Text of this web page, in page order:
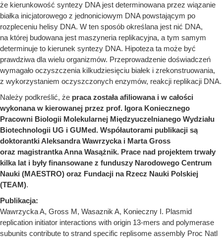
że kierunkowość syntezy DNA jest determinowana przez wiązanie
białka inicjatorowego z jednoniciowym DNA powstającym po
rozpleceniu helisy DNA. W ten sposób określana jest nić DNA,
na której budowana jest maszyneria replikacyjna, a tym samym
determinuje to kierunek syntezy DNA. Hipoteza ta może być
prawdziwa dla wielu organizmów. Przeprowadzenie doświadczeń
wymagało oczyszczenia kilkudziesięciu białek i zrekonstruowania,
z wykorzystaniem oczyszczonych enzymów, reakcji replikacji DNA.
Należy podkreślić, że praca została afiliowana i w całości
wykonana w kierowanej przez prof. Igora Koniecznego
Pracowni Biologii Molekularnej Międzyuczelnianego Wydziału
Biotechnologii UG i GUMed. Współautorami publikacji są
doktorantki Aleksandra Wawrzycka i Marta Gross
oraz magistrantka Anna Wasążnik. Prace nad projektem trwały
kilka lat i były finansowane z funduszy Narodowego Centrum
Nauki (MAESTRO) oraz Fundacji na Rzecz Nauki Polskiej
(TEAM).
Publikacja:
Wawrzycka A, Gross M, Wasaznik A, Konieczny I. Plasmid
replication initiator interactions with origin 13-mers and polymerase
subunits contribute to strand specific replisome assembly Proc Natl